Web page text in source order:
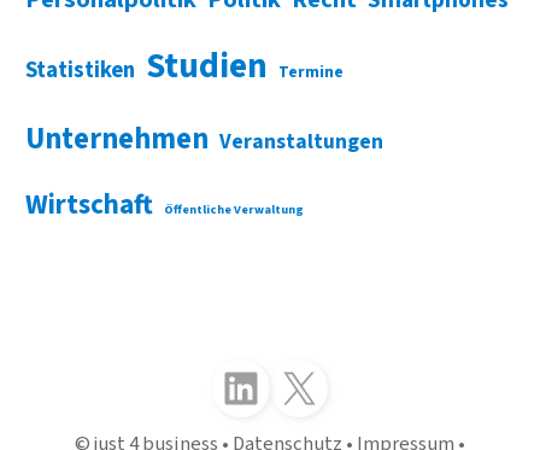
Statistiken Studien Termine
Unternehmen Veranstaltungen
Wirtschaft Öffentliche Verwaltung
Folgen Sie uns auf LinkedInFolgen Sie uns auf X (Twitter)
just 4 business Datenschutz Impressum